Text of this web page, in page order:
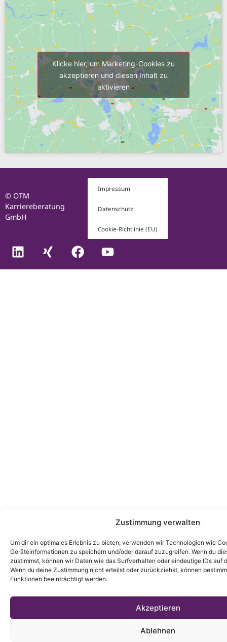
Zustimmung verwalten
Um dir ein optimales Erlebnis zu bieten, verwenden wir Technologien wie
Geräteinformationen zu speichern und/oder darauf zuzugreifen. Wenn du
zustimmst, können wir Daten wie das Surfverhalten oder eindeutige IDs auf
Wenn du deine Zustimmung nicht erteilst oder zurückziehst, können
Funktionen beeinträchtigt werden.
Akzeptieren
Ablehnen
Klicke hier, um Marketing-Cookies zu
akzeptieren und diesen Inhalt zu
aktivieren
© OTM
Karriereberatung
GmbH
Impressum
Datenschutz
Cookie-Richtlinie (EU)